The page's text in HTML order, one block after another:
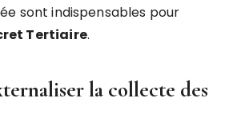
sont indispensables pour
Tertiaire.
la collecte des